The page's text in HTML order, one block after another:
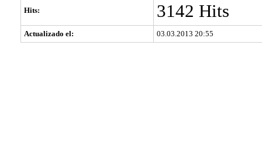
Hits: 3142 Hits
Actualizado el: 03.03.2013 20:55